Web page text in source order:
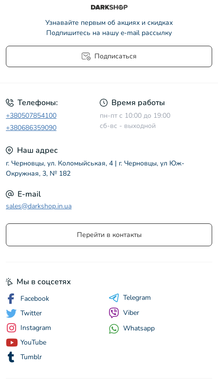
Узнавайте первым об акциях и скидках
Подпишитесь на нашу e-mail рассылку
Подписаться
Телефоны:
+380507854100
+380686359090
Время работы
пн-пт с 10:00 до 19:00
сб-вс - выходной
Наш адрес
г. Черновцы, ул. Коломыйськая, 4 | г. Черновцы, ул Юж-
Окружная, 3, № 182
E-mail
sales@darkshop.in.ua
Перейти в контакты
Мы в соцсетях
Facebook
Twitter
Instagram
YouTube
Tumblr
Telegram
Viber
Whatsapp